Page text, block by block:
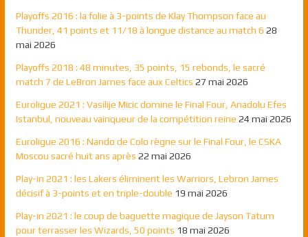
Playoffs 2016 : la folie à 3-points de Klay Thompson face au
Thunder, 41 points et 11/18 à longue distance au match 6 28
mai 2026
Playoffs 2018 : 48 minutes, 35 points, 15 rebonds, le sacré
match 7 de LeBron James face aux Celtics 27 mai 2026
Euroligue 2021 : Vasilije Micic domine le Final Four, Anadolu Efes
Istanbul, nouveau vainqueur de la compétition reine 24 mai 2026
Euroligue 2016 : Nando de Colo règne sur le Final Four, le CSKA
Moscou sacré huit ans après 22 mai 2026
Play-in 2021 : les Lakers éliminent les Warriors, Lebron James
décisif à 3-points et en triple-double 19 mai 2026
Play-in 2021 : le coup de baguette magique de Jayson Tatum
pour terrasser les Wizards, 50 points 18 mai 2026